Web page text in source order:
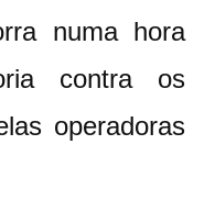
numa hora
contra os
operadoras